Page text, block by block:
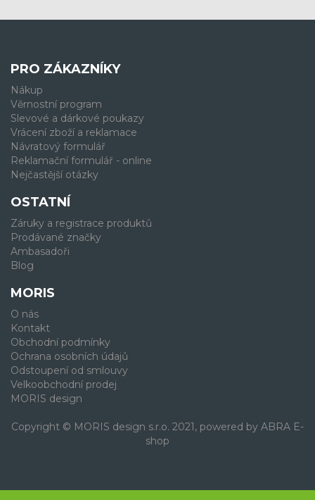
PRO ZÁKAZNÍKY
Nákup
Věrnostní program
Slevové a dárkové poukazy
Vrácení zboží a reklamace
Návratový formulář
Reklamační formulář - online
Nejčastější otázky
OSTATNÍ
Záruky a registrace produktů
Prodávané značky
Ambasadoři
Blog
MORIS
O nás
Kontakt
Obchodní podmínky
Ochrana osobních údajů
Odstoupení od smlouvy
Velkoobchodní prodej
MORIS design
Copyright © MORIS design s.r.o. 2021, powered by ABRA E-
shop